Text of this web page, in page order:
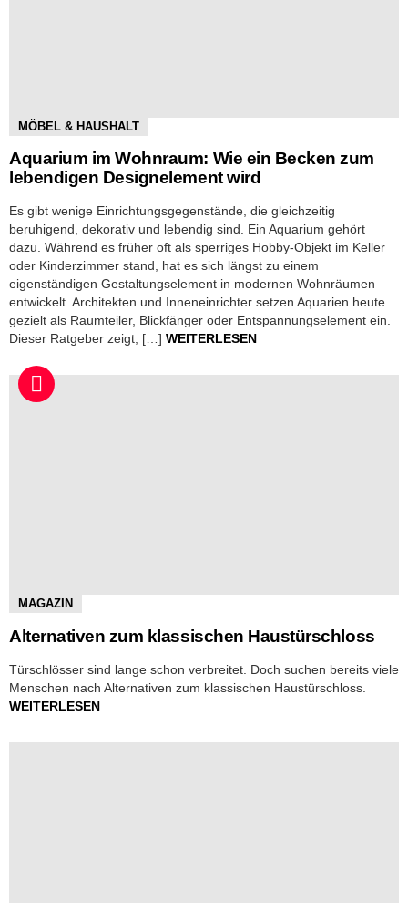
MÖBEL & HAUSHALT
Aquarium im Wohnraum: Wie ein Becken zum
lebendigen Designelement wird
Es gibt wenige Einrichtungsgegenstände, die gleichzeitig
beruhigend, dekorativ und lebendig sind. Ein Aquarium gehört
dazu. Während es früher oft als sperriges Hobby-Objekt im Keller
oder Kinderzimmer stand, hat es sich längst zu einem
eigenständigen Gestaltungselement in modernen Wohnräumen
entwickelt. Architekten und Inneneinrichter setzen Aquarien heute
gezielt als Raumteiler, Blickfänger oder Entspannungselement ein.
Dieser Ratgeber zeigt, […] WEITERLESEN
MAGAZIN
Alternativen zum klassischen Haustürschloss
Türschlösser sind lange schon verbreitet. Doch suchen bereits viele
Menschen nach Alternativen zum klassischen Haustürschloss.
WEITERLESEN